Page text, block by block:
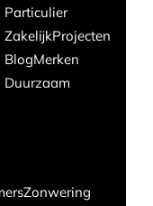
Zonwering
Particulier
ZakelijkProjecten
BlogMerken
Duurzaam